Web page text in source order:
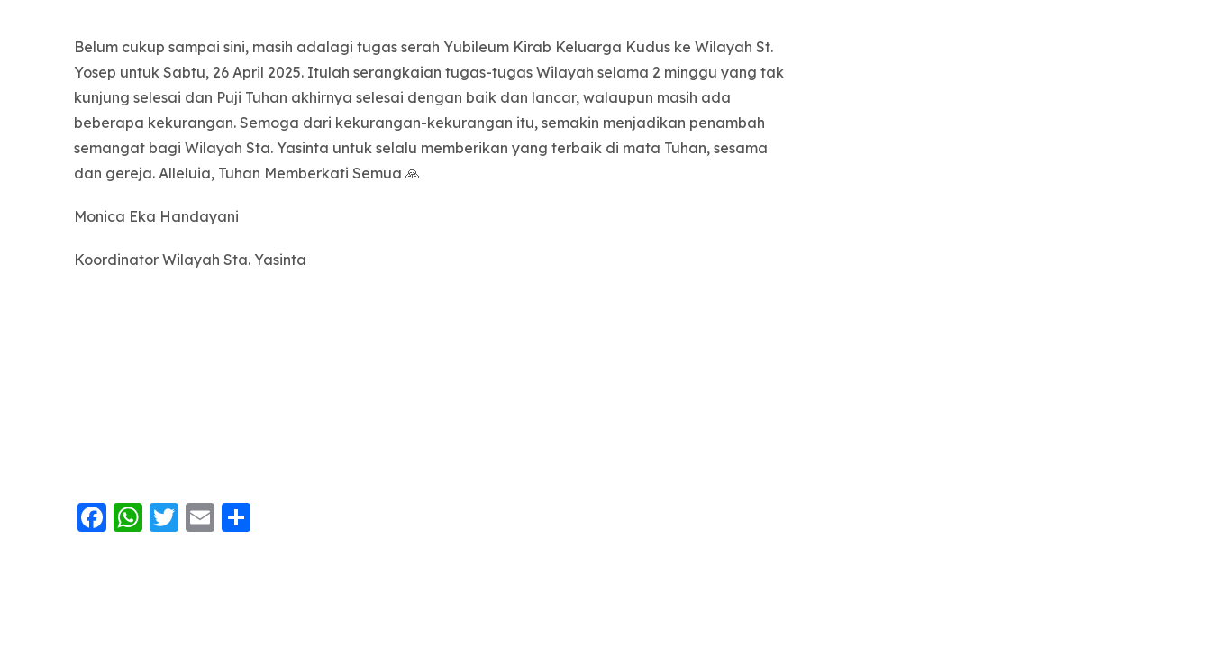
Belum cukup sampai sini, masih adalagi tugas serah Yubileum Kirab Keluarga Kudus ke Wilayah St.
Yosep untuk Sabtu, 26 April 2025. Itulah serangkaian tugas-tugas Wilayah selama 2 minggu yang tak
kunjung selesai dan Puji Tuhan akhirnya selesai dengan baik dan lancar, walaupun masih ada
beberapa kekurangan. Semoga dari kekurangan-kekurangan itu, semakin menjadikan penambah
semangat bagi Wilayah Sta. Yasinta untuk selalu memberikan yang terbaik di mata Tuhan, sesama
dan gereja. Alleluia, Tuhan Memberkati Semua 🙏
Monica Eka Handayani
Koordinator Wilayah Sta. Yasinta
Facebook
WhatsApp
Twitter
Email